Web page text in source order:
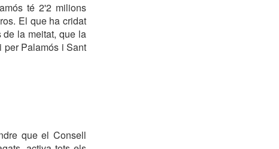
té 2'2 milions
El que ha cridat
la meitat, que la
per Palamós i Sant
que el Consell